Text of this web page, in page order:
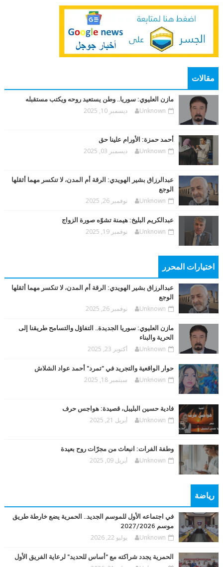
مقالات
مازن العليوي: سوريا.. وطن يستعيد روحه ويكتب مستقبله
Unknown ديسمبر 10, 2025
أحمد حمزة: الأورام علينا حق
Unknown ديسمبر 03, 2025
عبدالرزاق بشير الهويدي: الرقة أم المدن، لا تنكسر مهما أثقلها
الوجع
Unknown نوفمبر 26, 2025
عبدالكريم البليخ: هيمنة تشوّه صورة الزواج
Unknown نوفمبر 19, 2025
اختيارات المحرر
عبدالرزاق بشير الهويدي: الرقة أم المدن، لا تنكسر مهما أثقلها
الوجع
Unknown نوفمبر 26, 2025
مازن العليوي: سوريا الجديدة.. التفاؤل والتسامح طريقنا إلى
الحرية والبناء
Unknown أكتوبر 23, 2025
حوار الواقعية والتجريد في "تمرد" أحمد عواد الشلاش
Unknown سبتمبر 18, 2025
فادية حسين البليبل، قصيدة: هواجس حرف
Unknown أبريل 21, 2025
وطفة الفرات: انبعاث من مجرّات روح بعيدة
Unknown أبريل 09, 2025
رياضة
في اجتماعه الأول للموسم الجديد.. الحمرية يضع خارطة طريق
موسم 2027/2026
Unknown يوليو 22, 2026
الحمرية يجدد شراكته مع "أساس للحديد" لرعاية الفريق الأول